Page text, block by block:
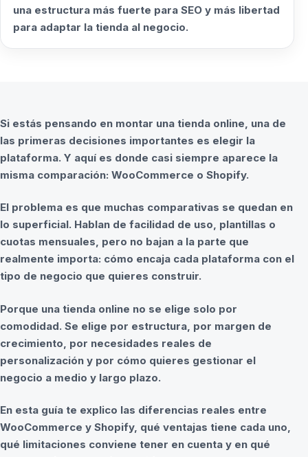
una estructura más fuerte para SEO y más libertad
para adaptar la tienda al negocio.
Si estás pensando en montar una tienda online, una de
las primeras decisiones importantes es elegir la
plataforma. Y aquí es donde casi siempre aparece la
misma comparación: WooCommerce o Shopify.
El problema es que muchas comparativas se quedan en
lo superficial. Hablan de facilidad de uso, plantillas o
cuotas mensuales, pero no bajan a la parte que
realmente importa: cómo encaja cada plataforma con el
tipo de negocio que quieres construir.
Porque una tienda online no se elige solo por
comodidad. Se elige por estructura, por margen de
crecimiento, por necesidades reales de
personalización y por cómo quieres gestionar el
negocio a medio y largo plazo.
En esta guía te explico las diferencias reales entre
WooCommerce y Shopify, qué ventajas tiene cada uno,
qué limitaciones conviene tener en cuenta y en qué